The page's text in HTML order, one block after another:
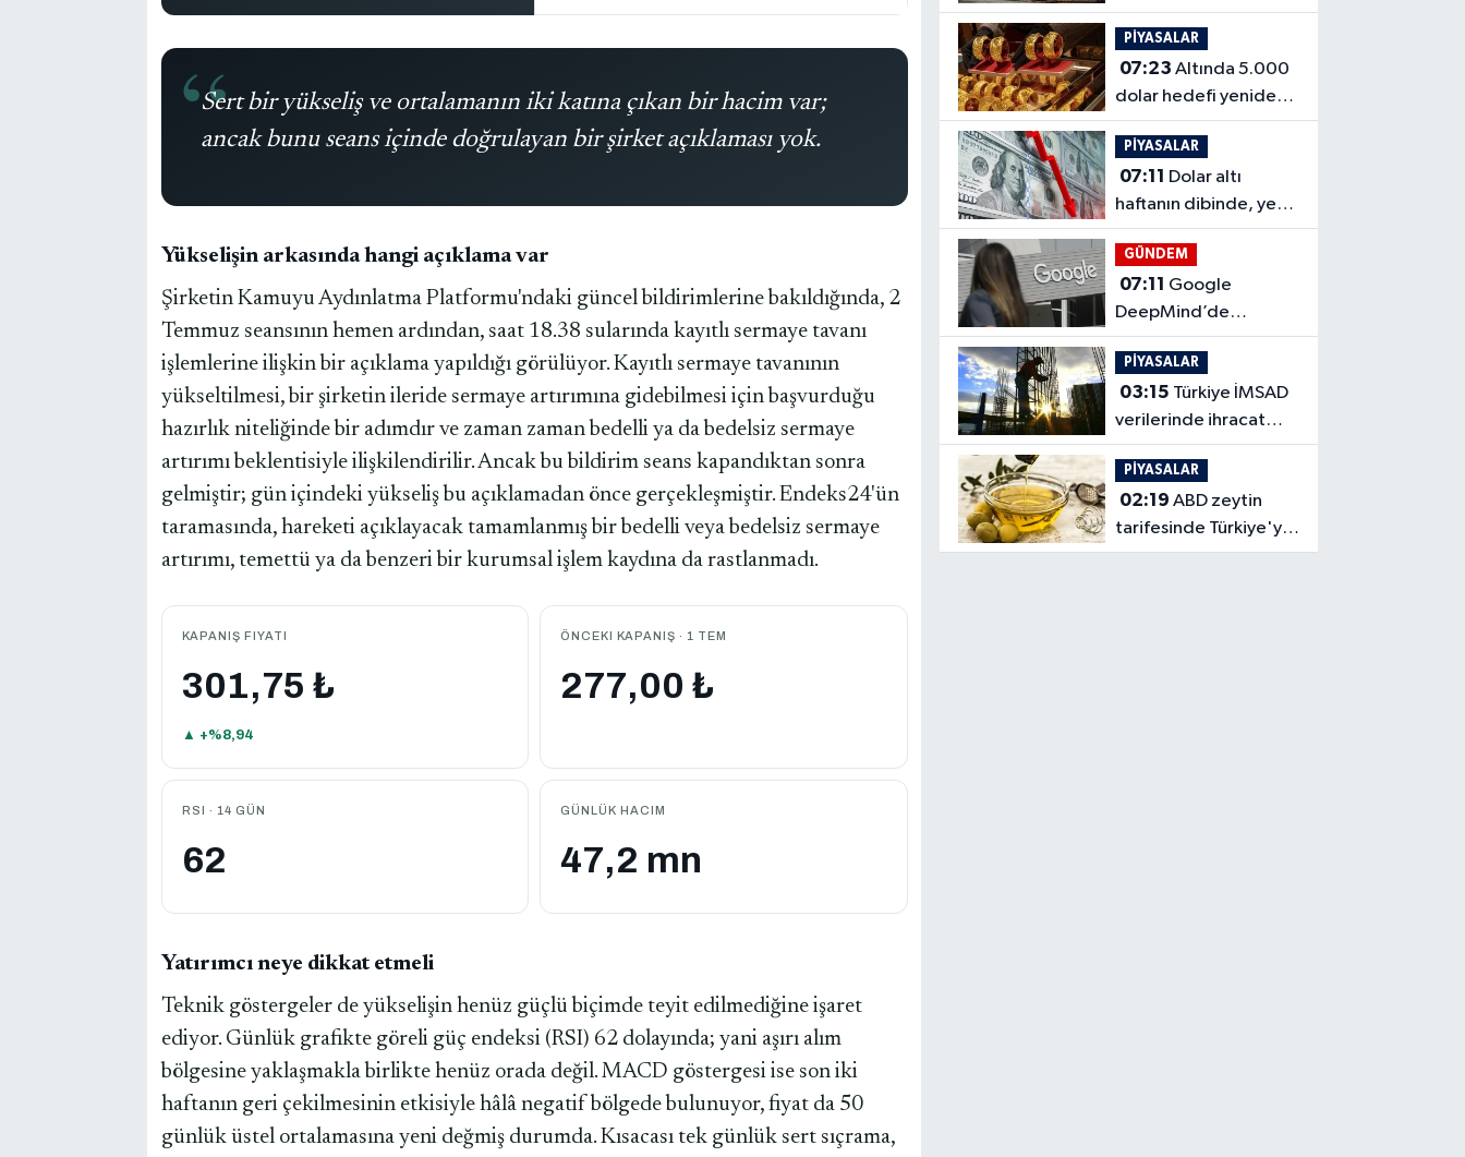
Sert bir yükseliş ve ortalamanın iki katına çıkan bir hacim var;
ancak bunu seans içinde doğrulayan bir şirket açıklaması yok.
Yükselişin arkasında hangi açıklama var
Şirketin Kamuyu Aydınlatma Platformu'ndaki güncel bildirimlerine bakıldığında, 2
Temmuz seansının hemen ardından, saat 18.38 sularında kayıtlı sermaye tavanı
işlemlerine ilişkin bir açıklama yapıldığı görülüyor. Kayıtlı sermaye tavanının
yükseltilmesi, bir şirketin ileride sermaye artırımına gidebilmesi için başvurduğu
hazırlık niteliğinde bir adımdır ve zaman zaman bedelli ya da bedelsiz sermaye
artırımı beklentisiyle ilişkilendirilir. Ancak bu bildirim seans kapandıktan sonra
gelmiştir; gün içindeki yükseliş bu açıklamadan önce gerçekleşmiştir. Endeks24'ün
taramasında, hareketi açıklayacak tamamlanmış bir bedelli veya bedelsiz sermaye
artırımı, temettü ya da benzeri bir kurumsal işlem kaydına da rastlanmadı.
KAPANIŞ FIYATI
301,75 ₺
▲ +%8,94
ÖNCEKI KAPANIŞ · 1 TEM
277,00 ₺
RSI · 14 GÜN
62
GÜNLÜK HACIM
47,2 mn
Yatırımcı neye dikkat etmeli
Teknik göstergeler de yükselişin henüz güçlü biçimde teyit edilmediğine işaret
ediyor. Günlük grafikte göreli güç endeksi (RSI) 62 dolayında; yani aşırı alım
bölgesine yaklaşmakla birlikte henüz orada değil. MACD göstergesi ise son iki
haftanın geri çekilmesinin etkisiyle hâlâ negatif bölgede bulunuyor, fiyat da 50
günlük üstel ortalamasına yeni değmiş durumda. Kısacası tek günlük sert sıçrama,
ve saldırı riski karşı
karşıya
PİYASALAR
07:23 Altında 5.000
dolar hedefi yeniden
gündemde
PİYASALAR
07:11
haftanın dibinde, yen
kazanımlarını
koruyamadı
GÜNDEM
07:11
DeepMind’de
Kavukçuoğlu üst
yönetime geçti
PİYASALAR
03:15
verilerinde ihracat
birim değeri geriledi
PİYASALAR
02:19 ABD zeytin
tarifesinde Türkiye'ye
yüzde 12,5 uyguladı